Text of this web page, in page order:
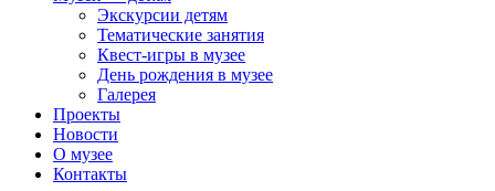
Экскурсии детям
Тематические занятия
Квест-игры в музее
День рождения в музее
Галерея
Проекты
Новости
О музее
Контакты